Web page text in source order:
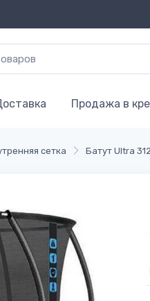
Продажа в
сетка Батут Ultra